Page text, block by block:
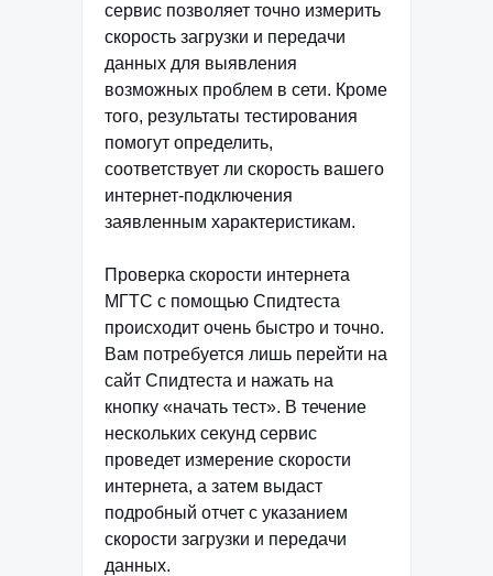
сервис позволяет точно измерить
скорость загрузки и передачи
данных для выявления
возможных проблем в сети. Кроме
того, результаты тестирования
помогут определить,
соответствует ли скорость вашего
интернет-подключения
заявленным характеристикам.
Проверка скорости интернета
МГТС с помощью Спидтеста
происходит очень быстро и точно.
Вам потребуется лишь перейти на
сайт Спидтеста и нажать на
кнопку «начать тест». В течение
нескольких секунд сервис
проведет измерение скорости
интернета, а затем выдаст
подробный отчет с указанием
скорости загрузки и передачи
данных.